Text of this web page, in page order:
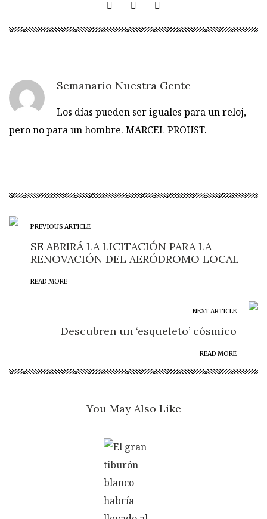
detectar son los…
Semanario Nuestra Gente
Los días pueden ser iguales para un reloj,
pero no para un hombre. MARCEL PROUST.
PREVIOUS ARTICLE
SE ABRIRÁ LA LICITACIÓN PARA LA
RENOVACIÓN DEL AERÓDROMO LOCAL
READ MORE
NEXT ARTICLE
Descubren un ‘esqueleto’ cósmico
READ MORE
You May Also Like